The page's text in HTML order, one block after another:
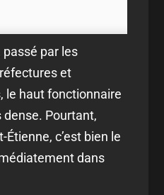
par les
et
le haut fonctionnaire
dense. Pourtant,
Étienne, c’est bien le
dans